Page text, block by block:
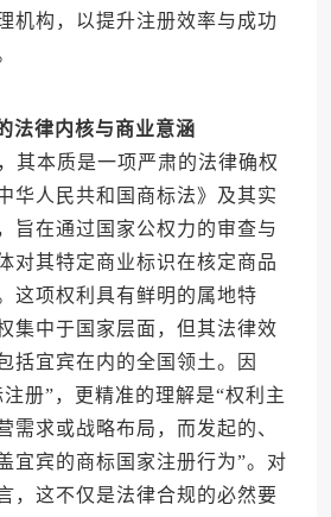
机构，以提升注册效率与成功
法律内核与商业意涵
本质是一项严肃的法律确权
华人民共和国商标法》及其实
旨在通过国家公权力的审查与
对其特定商业标识在核定商品
这项权利具有鲜明的属地特
集中于国家层面，但其法律效
括宜宾在内的全国领土。因
册”，更精准的理解是“权利主
需求或战略布局，而发起的、
宜宾的商标国家注册行为”。对
，这不仅是法律合规的必然要